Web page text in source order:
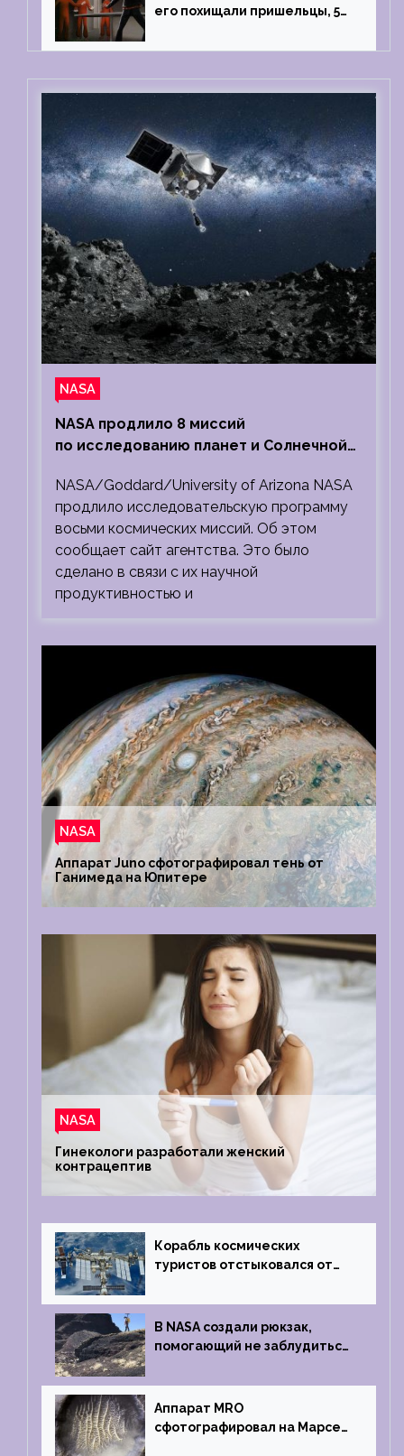
его похищали пришельцы, 5
тест на детекторе лжи
NASA
NASA продлило 8 миссий
по исследованию планет и Солнечной
NASA/Goddard/University of Arizona NASA
продлило исследовательскую программу
восьми космических миссий. Об этом
сообщает сайт агентства. Это было
сделано в связи с их научной
продуктивностью и
NASA
Аппарат Juno сфотографировал тень от
Ганимеда на Юпитере
NASA
Гинекологи разработали женский
контрацептив
Корабль космических
туристов отстыковался от
на Землю
В NASA создали рюкзак,
помогающий не заблудиться
Аппарат MRO
сфотографировал на Марсе